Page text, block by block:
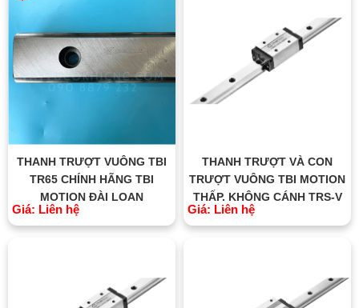
THANH TRƯỢT VUÔNG TBI
TR65 CHÍNH HÃNG TBI
MOTION ĐÀI LOAN
Giá: Liên hệ
THANH TRƯỢT VÀ CON
TRƯỢT VUÔNG TBI MOTION
THẤP, KHÔNG CÁNH TRS-V
Giá: Liên hệ